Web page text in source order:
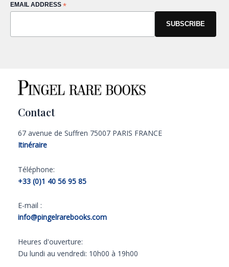
EMAIL ADDRESS *
Contact
67 avenue de Suffren 75007 PARIS FRANCE
Itinéraire
Téléphone:
+33 (0)1 40 56 95 85
E-mail :
info@pingelrarebooks.com
Heures d'ouverture:
Du lundi au vendredi: 10h00 à 19h00